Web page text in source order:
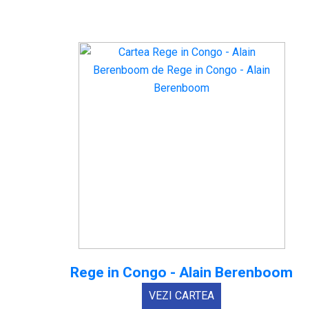
Rege in Congo - Alain Berenboom
VEZI CARTEA